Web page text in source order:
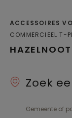
een vlakke
boven aan de
Bestel voor
ACCESSOIRES
COMMERCIEEL T-
Zoek
Gemeente